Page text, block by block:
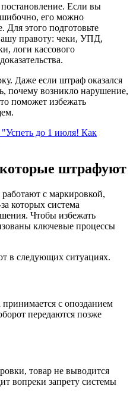
Если вы
его можно
Для этого подготовьте
правоту: чеки, УПД,
логи кассового
Даже если штраф оказался
почему возникло нарушение,
поможет избежать
штрафуют
с маркировкой,
которых система
Чтобы избежать
ключевые процессы
в следующих ситуациях.
с опозданием
передаются позже
товар не выводится
вопреки запрету системы